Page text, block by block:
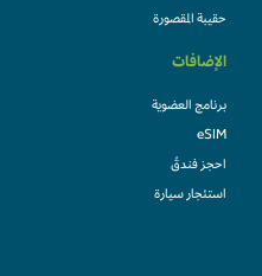
حقيبة المقصورة
الإضافات
برنامج العضوية
eSIM
احجز فندقً
استئجار سيارة